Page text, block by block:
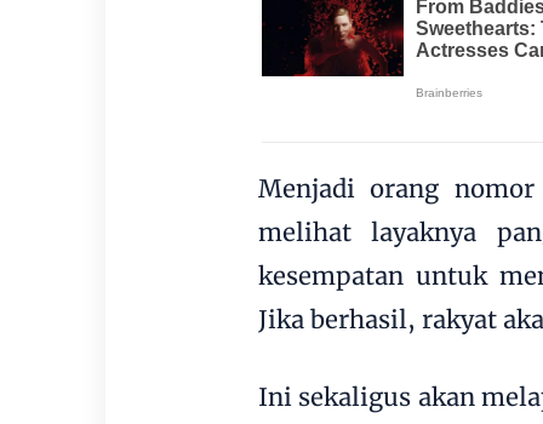
Menjadi orang
melihat layaknya
kesempatan untuk
Jika berhasil, rakyat
Ini sekaligus akan